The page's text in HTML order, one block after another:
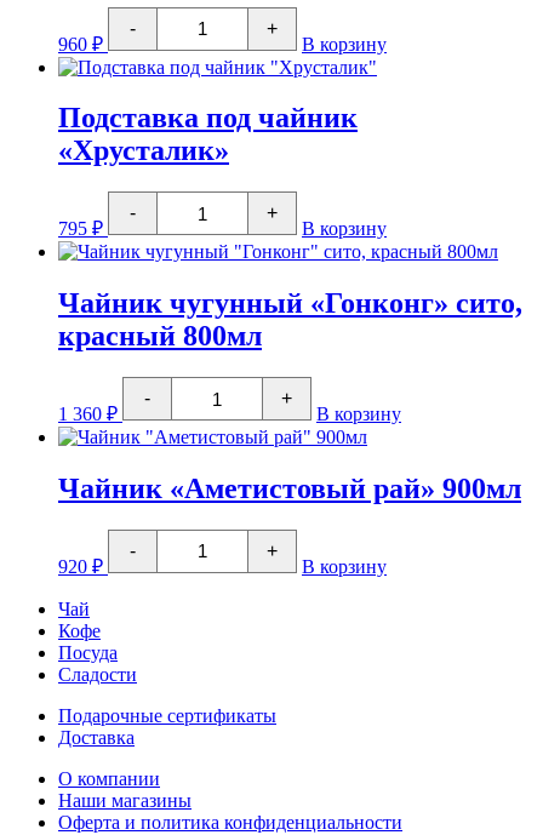
960 ₽
-
Количество
товара
Чайник
"Трианон"
+
В корзину
Подставка под чайник
«Хрусталик»
795 ₽
-
Количество
товара
Подставка
под
"Хрусталик"
+
В корзину
Чайник чугунный «Гонконг» сито,
красный 800мл
1 360 ₽
-
Количество
товара
Чайник
чугунный
сито,
красный
+
В корзину
Чайник «Аметистовый рай» 900мл
920 ₽
-
Количество
товара
Чайник
+
В корзину
Чай
Кофе
Посуда
Сладости
Подарочные сертификаты
Доставка
О компании
Наши магазины
Оферта и политика конфиденциальности